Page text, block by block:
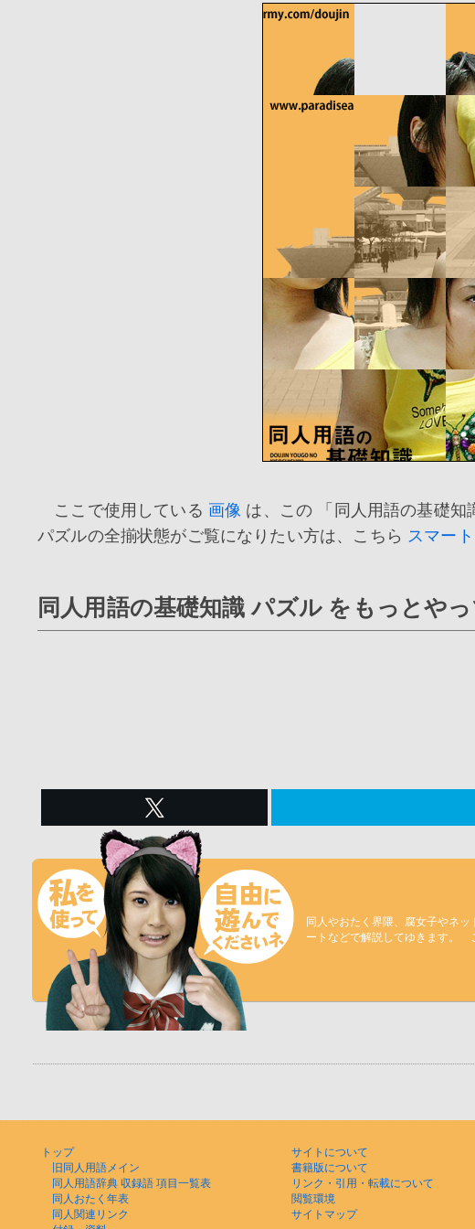
ここで使用している 画像 は、この 「同人用語の基礎
パズルの全揃状態がご覧になりたい方は、こちら スマー
同人用語の基礎知識 パズル をもっとや
同人やおたく界隈、腐女子やネ
ートなどで解説してゆきます。
トップ
旧同人用語メイン
同人用語辞典 収録語 項目一覧表
同人おたく年表
同人関連リンク
サイトについて
書籍版について
リンク・引用・転載について
閲覧環境
サイトマップ